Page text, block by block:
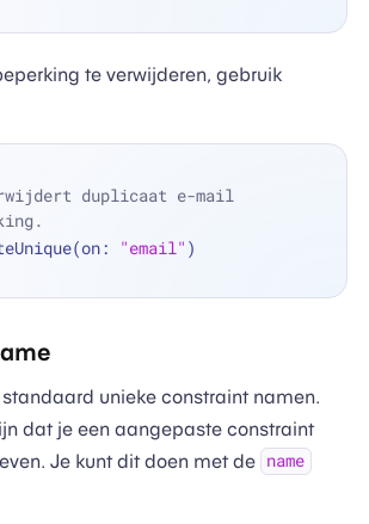
te verwijderen, gebruik
duplicaat e-mail
"email" )
unieke constraint namen.
dat je een aangepaste constraint
Je kunt dit doen met de name